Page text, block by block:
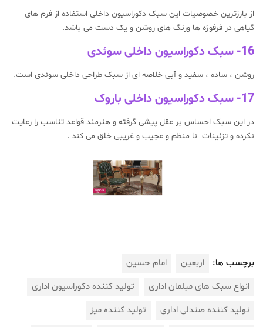
از بارزترین خصوصیات این سبک دکوراسیون داخلی استفاده از فرم های
گیاهی در فرفوژه ها ورنگ های روشن و یک دست می باشد.
16- سبک دکوراسیون داخلی سوئدی
روشن ، ساده ، سفید و آبی خلاصه ای از سبک طراحی داخلی سوئدی است.
17- سبک دکوراسیون داخلی باروک
در این سبک احساس بر عقل پیشی گرفته و هنرمند قواعد تناسب را رعایت
نکرده و تزئینات نا منظم و عجیب و غریبی خلق می کند .
برچسب ها: اربعین
امام حسین
انواع سبک های مبلمان اداری
تولید کننده دکوراسیون اداری
تولید کننده صندلی اداری
تولید کننده میز